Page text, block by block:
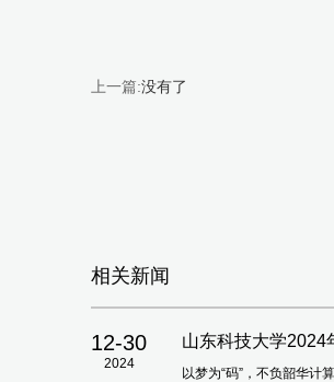
上一篇:没有了
相关新闻
12-30
2024
山东科技大学2024
以梦为“码”，不负韶华计